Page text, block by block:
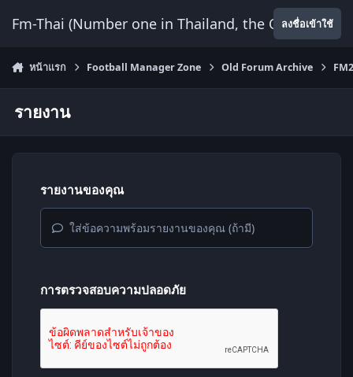
Fm-Thai (Number one in Thailand, the Onlyลงชื่อเข้าใช้
หน้าแรก Football Manager Zone Old Forum Archive
รายงาน
รายงานของคุณ
ใส่ข้อความพร้อมรายงานของคุณ (ถ้ามี)
การตรวจสอบความปลอดภัย